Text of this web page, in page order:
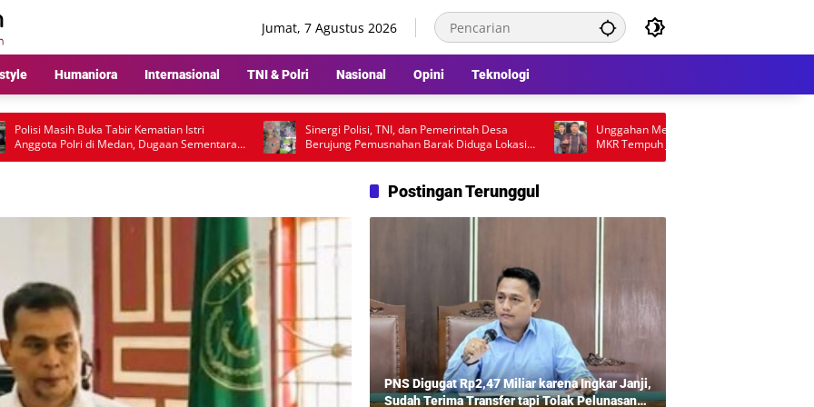
Jumat, 7 Agustus 2026
Humaniora Internasional TNI & Polri Nasional Opini Teknologi
Masih Buka Tabir Kematian Istri
Polri di Medan, Dugaan Sementara
ke Bunuh Diri
Sinergi Polisi, TNI, dan Pemerintah Desa
Berujung Pemusnahan Barak Diduga Lokasi
Narkoba di Deli Serdang
Unggahan Medsos Berujung Laporan Polisi,
MKR Tempuh Jalur Hukum di Polda Sumut
Postingan Terunggul
PNS Digugat Rp2,47 Miliar karena Ingkar Janji,
Sudah Terima Transfer tapi Tolak Pelunasan